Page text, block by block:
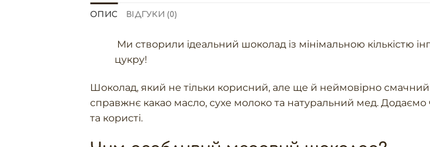
ОПИС ВІДГУКИ (0)
Ми створили ідеальний шоколад із мінімальною кількістю
цукру!
Шоколад, який не тільки корисний, але ще й неймовірно
справжнє какао масло, сухе молоко та натуральний мед.
та користі.